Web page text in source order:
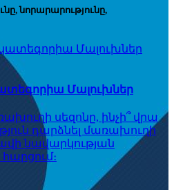
նորարարությունը,
Մալուխներ